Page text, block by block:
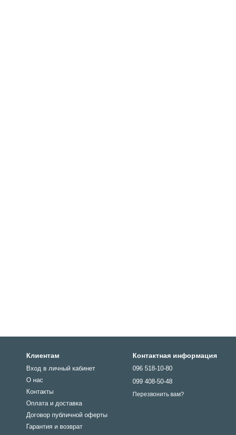
Клиентам
Вход в личный кабинет
О нас
Контакты
Оплата и доставка
Договор публичной оферты
Гарантия и возврат
Контактная информация
096 518-10-80
099 408-50-48
Перезвонить вам?